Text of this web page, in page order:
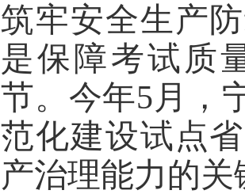
筑牢安全生产
是保障考试质
节。今年5月，
范化建设试点
产治理能力的关